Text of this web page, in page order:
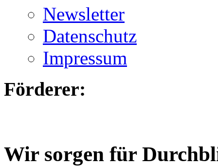
Newsletter
Datenschutz
Impressum
Förderer:
Wir sorgen für